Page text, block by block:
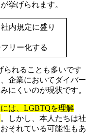
挙げられます。
内規定に盛り
リー化する
られることも多いです
企業においてダイバー
にくいのが現状です。
は、LGBTQを理解
。しかし、本人たちは社
それている可能性もあ